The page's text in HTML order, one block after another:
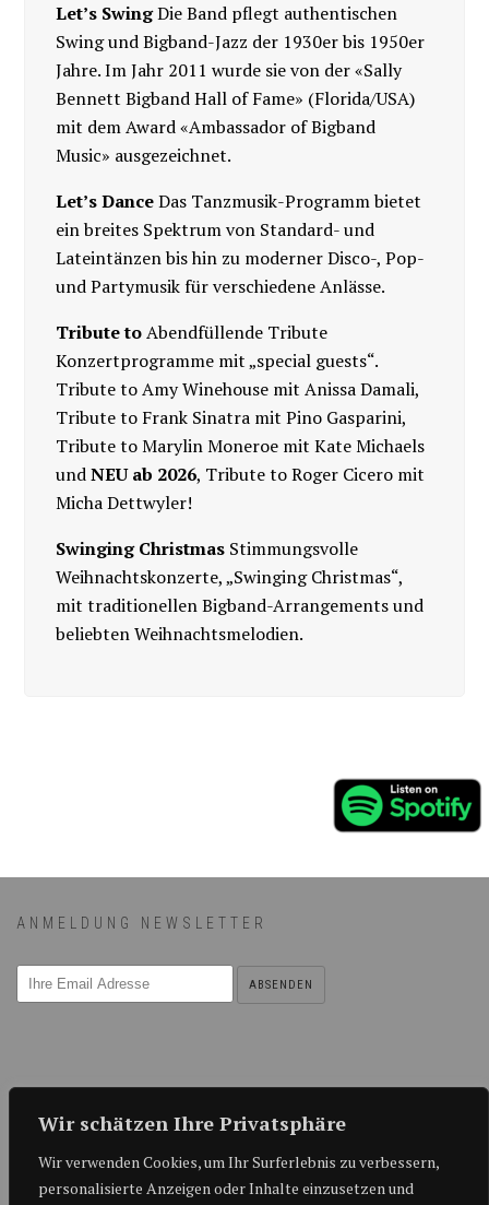
Wir schätzen Ihre Privatsphäre
Wir verwenden Cookies, um Ihr Surferlebnis zu verbessern,
personalisierte Anzeigen oder Inhalte einzusetzen und
Let’s SwingDie Band pflegt authentischen
Swing und Bigband-Jazz der 1930er bis 1950er
Jahre. Im Jahr 2011 wurde sie von der «Sally
Bennett Bigband Hall of Fame» (Florida/USA)
mit dem Award «Ambassador of Bigband
Music» ausgezeichnet.
Let’s DanceDas Tanzmusik-Programm bietet
ein breites Spektrum von Standard- und
Lateintänzen bis hin zu moderner Disco-, Pop-
und Partymusik für verschiedene Anlässe.
Tribute toAbendfüllende Tribute
Konzertprogramme mit „special guests“.
Tribute to Amy Winehouse mit Anissa Damali,
Tribute to Frank Sinatra mit Pino Gasparini,
Tribute to Marylin Moneroe mit Kate Michaels
undNEU ab 2026, Tribute to Roger Cicero mit
Micha Dettwyler!
Swinging Christmas Stimmungsvolle
Weihnachtskonzerte, „Swinging Christmas“,
mit traditionellen Bigband-Arrangements und
beliebten Weihnachtsmelodien.
ANMELDUNG NEWSLETTER
Antonio Montanaro
info@bigband.ch